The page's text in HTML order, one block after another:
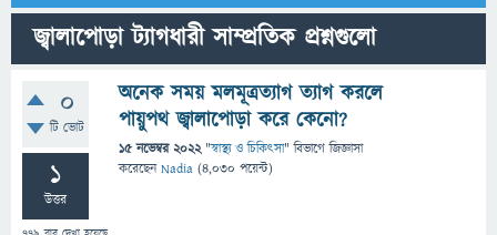
জ্বালাপোড়া ট্যাগধারী সাম্প্রতিক প্রশ্নগুলো
0
টি ভোট
1
উত্তর
অনেক সময় মলমূত্রত্যাগ ত্যাগ করলে
পায়ুপথ জ্বালাপোড়া করে কেনো?
15 নভেম্বর 2022 "স্বাস্থ্য ও চিকিৎসা" বিভাগে জিজ্ঞাসা
করেছেনNadia (4,030 পয়েন্ট)